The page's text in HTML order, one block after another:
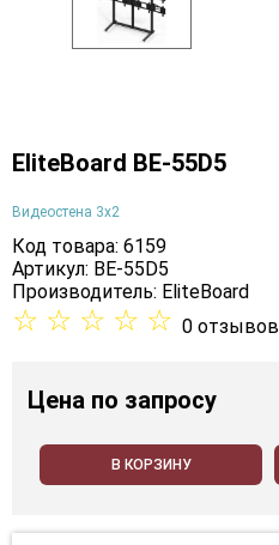
EliteBoard BE-55D5
Видеостена 3х2
Код товара: 6159
Артикул: BE-55D5
Производитель: EliteBoard
☆ ☆ ☆ ☆ ☆ 0 отзывов
Цена по запросу
В КОРЗИНУ